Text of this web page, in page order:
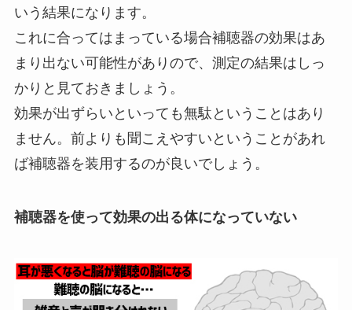
いう結果になります。
これに合ってはまっている場合補聴器の効果はあ
まり出ない可能性がありので、測定の結果はしっ
かりと見ておきましょう。
効果が出ずらいといっても無駄ということはあり
ません。前よりも聞こえやすいということがあれ
ば補聴器を装用するのが良いでしょう。
補聴器を使って効果の出る体になっていない